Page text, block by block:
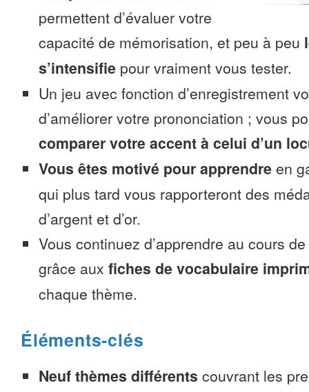
permettent d’évaluer votre
capacité de mémorisation, et peu à peu
s’intensifie pour vraiment vous tester.
Un jeu avec fonction d’enregistrement
d’améliorer votre prononciation ; vous
comparer votre accent à celui d’un
Vous êtes motivé pour apprendre en
qui plus tard vous rapporteront des
d’argent et d’or.
Vous continuez d’apprendre au cours
grâce aux fiches de vocabulaire
chaque thème.
Éléments-clés
Neuf thèmes différents couvrant les